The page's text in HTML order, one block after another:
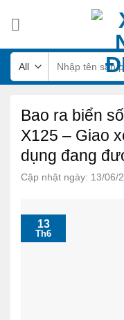
kiếm:
Bao ra biển
X125 – Giao
dụng đang
Cập nhật ngày: 13/06/
13
Th6